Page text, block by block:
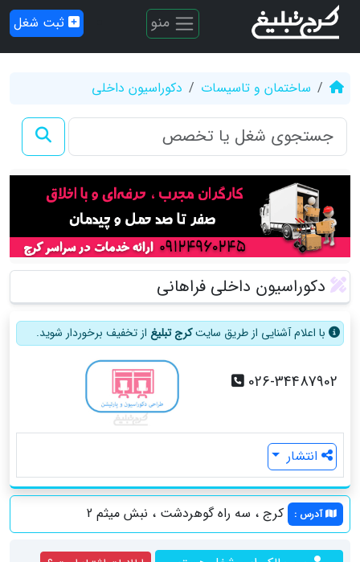
منو ثبت شغل
ساختمان و تاسیسات دکوراسیون داخلی
دکوراسیون داخلی فراهانی
با اعلام آشنایی از طریق سایتکرج تبلیغ از تخفیف برخوردار شوید.
026-34487902
انتشار
آدرس : کرج ، سه راه گوهردشت ، نبش میثم 2